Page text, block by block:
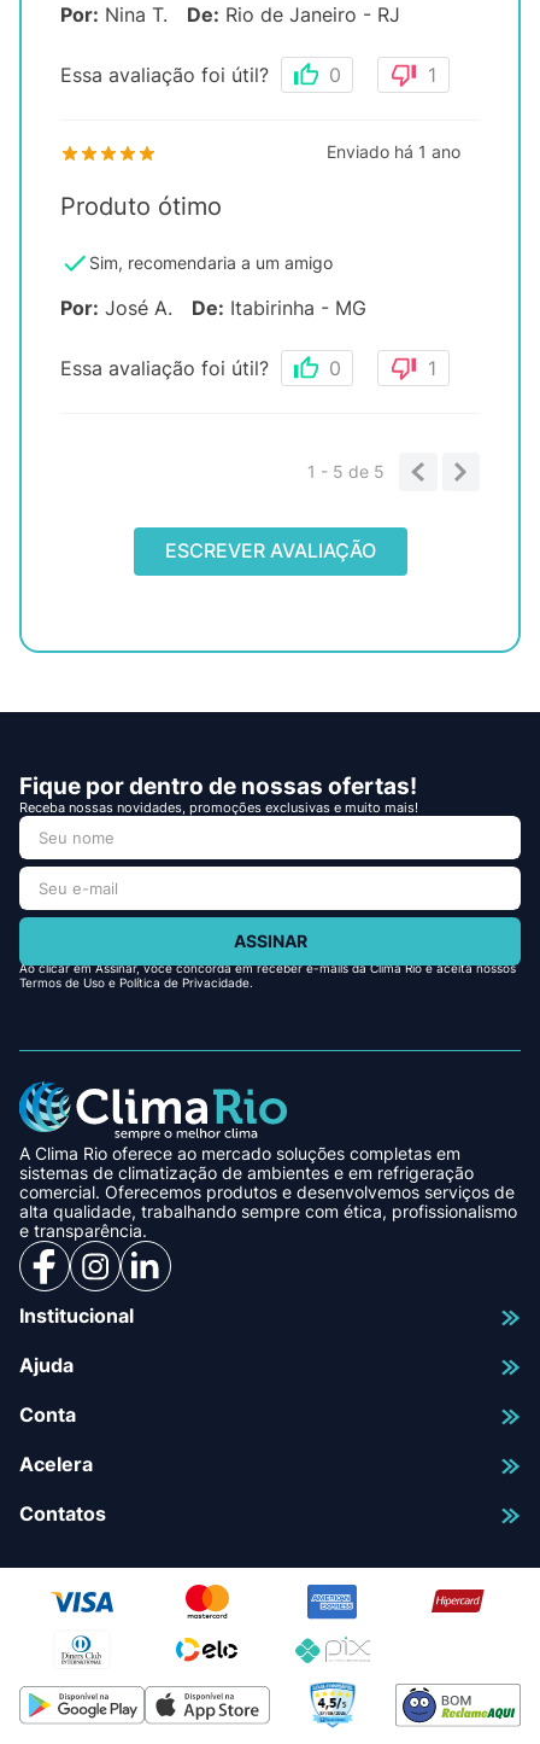
Por: Nina T. De: Rio de Janeiro - RJ
Essa avaliação foi útil? 0 1
Enviado há 1 ano
Produto ótimo
Sim, recomendaria a um amigo
Por: José A. De: Itabirinha - MG
Essa avaliação foi útil? 0 1
1 - 5de 5
ESCREVER AVALIAÇÃO
Fique por dentro de nossas ofertas!
Receba nossas novidades, promoções exclusivas e muito mais!
ASSINAR
Ao clicar em Assinar, você concorda em receber e-mails da Clima Rio e aceita nossos
Termos de Uso e Política de Privacidade.
A Clima Rio oferece ao mercado soluções completas em
sistemas de climatização de ambientes e em refrigeração
comercial. Oferecemos produtos e desenvolvemos serviços de
alta qualidade, trabalhando sempre com ética, profissionalismo
e transparência.
Institucional
Ajuda
Conta
Acelera
Contatos